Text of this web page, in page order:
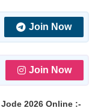
Join Now
Join Now
2026 Online :-